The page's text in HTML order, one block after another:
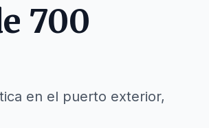
700
en el puerto exterior,